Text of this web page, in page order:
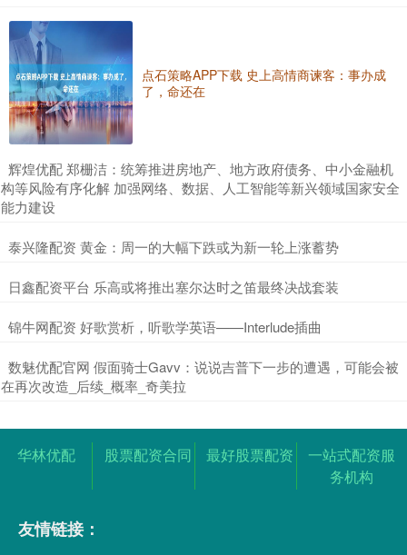
点石策略APP下载 史上高情商谏客：事办成
了，命还在
​辉煌优配 郑栅洁：统筹推进房地产、地方政府债务、中小金融机
构等风险有序化解 加强网络、数据、人工智能等新兴领域国家安全
能力建设
​泰兴隆配资 黄金：周一的大幅下跌或为新一轮上涨蓄势
​日鑫配资平台 乐高或将推出塞尔达时之笛最终决战套装
​锦牛网配资 好歌赏析，听歌学英语——Interlude插曲
​数魅优配官网 假面骑士Gavv：说说吉普下一步的遭遇，可能会被
在再次改造_后续_概率_奇美拉
华林优配 股票配资合同 最好股票配资
一站式配资服
务机构
友情链接：